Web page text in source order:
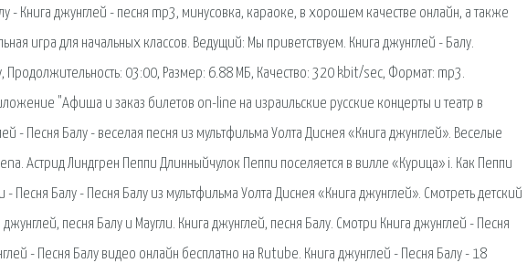
Книга джунглей - песня mp3, минусовка, караоке, в хорошем качестве онлайн, а также
игра для начальных классов. Ведущий: Мы приветствуем. Книга джунглей - Балу.
Продолжительность: 03:00, Размер: 6.88 МБ, Качество: 320 kbit/sec, Формат: mp3.
"Афиша и заказ билетов on-line на израильские русские концерты и театр в
- Песня Балу - веселая песня из мультфильма Уолта Диснея «Книга джунглей». Веселые
Астрид Линдгрен Пеппи Длинныйчулок Пеппи поселяется в вилле «Курица» i. Как Пеппи
- Песня Балу - Песня Балу из мультфильма Уолта Диснея «Книга джунглей». Смотреть детский
песня Балу и Маугли. Книга джунглей, песня Балу. Смотри Книга джунглей - Песня
- Песня Балу видео онлайн бесплатно на Rutube. Книга джунглей - Песня Балу - 18